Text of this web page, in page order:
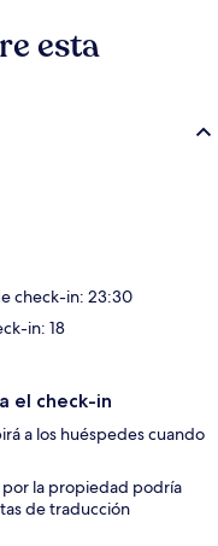
esta
check-in: 23:30
in: 18
el check-in
a los huéspedes cuando
la propiedad podría
de traducción